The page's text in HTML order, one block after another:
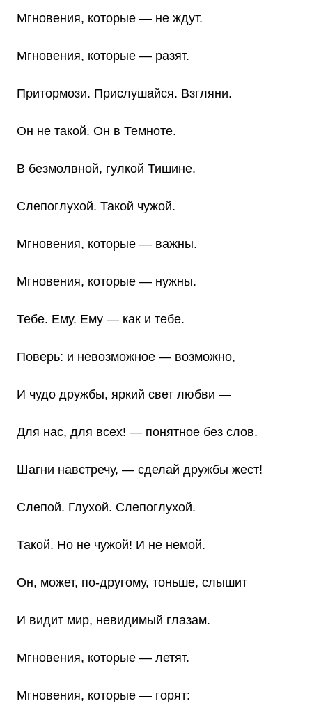
Мгновения, которые — не ждут.
Мгновения, которые — разят.
Притормози. Прислушайся. Взгляни.
Он не такой. Он в Темноте.
В безмолвной, гулкой Тишине.
Слепоглухой. Такой чужой.
Мгновения, которые — важны.
Мгновения, которые — нужны.
Тебе. Ему. Ему — как и тебе.
Поверь: и невозможное — возможно,
И чудо дружбы, яркий свет любви —
Для нас, для всех! — понятное без слов.
Шагни навстречу, — сделай дружбы жест!
Слепой. Глухой. Слепоглухой.
Такой. Но не чужой! И не немой.
Он, может, по-другому, тоньше, слышит
И видит мир, невидимый глазам.
Мгновения, которые — летят.
Мгновения, которые — горят: